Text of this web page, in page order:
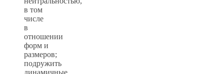
в том
числе
в
отношении
форм и
размеров;
подружить
динамичные